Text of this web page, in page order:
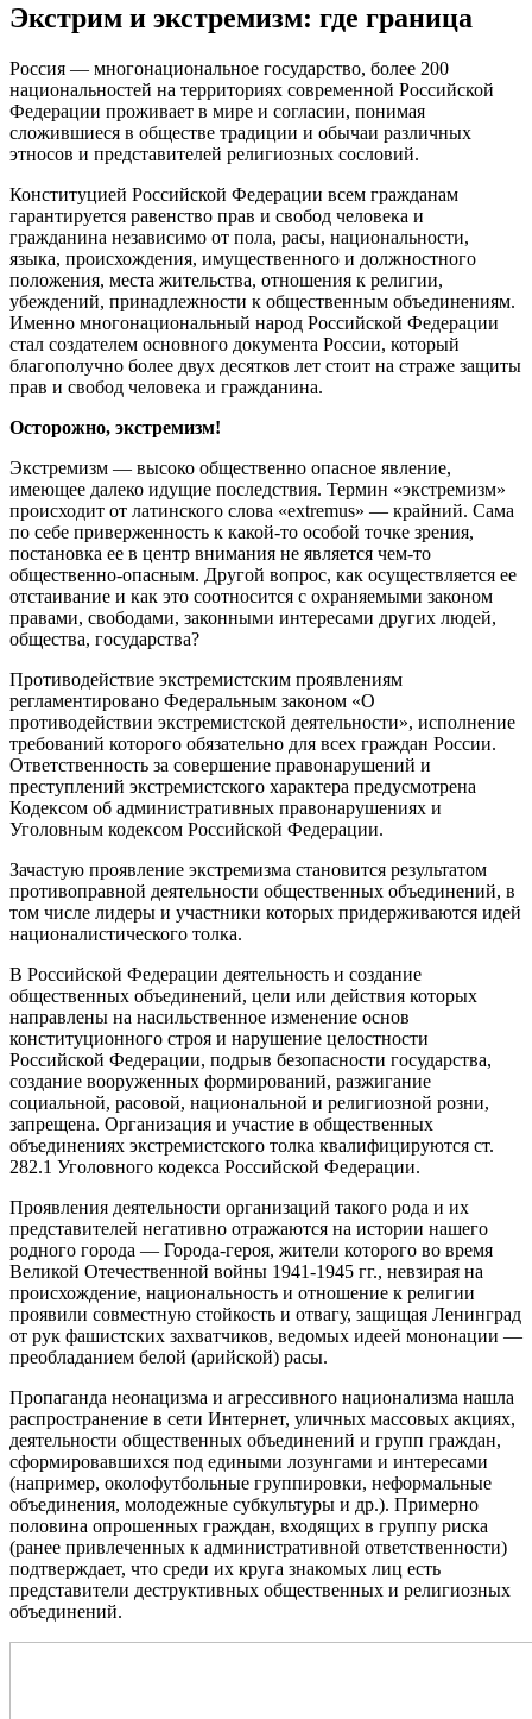
Экстрим и экстремизм: где граница
Россия — многонациональное государство, более 200
национальностей на территориях современной Российской
Федерации проживает в мире и согласии, понимая
сложившиеся в обществе традиции и обычаи различных
этносов и представителей религиозных сословий.
Конституцией Российской Федерации всем гражданам
гарантируется равенство прав и свобод человека и
гражданина независимо от пола, расы, национальности,
языка, происхождения, имущественного и должностного
положения, места жительства, отношения к религии,
убеждений, принадлежности к общественным объединениям.
Именно многонациональный народ Российской Федерации
стал создателем основного документа России, который
благополучно более двух десятков лет стоит на страже защиты
прав и свобод человека и гражданина.
Осторожно, экстремизм!
Экстремизм — высоко общественно опасное явление,
имеющее далеко идущие последствия. Термин «экстремизм»
происходит от латинского слова «extremus» — крайний. Сама
по себе приверженность к какой-то особой точке зрения,
постановка ее в центр внимания не является чем-то
общественно-опасным. Другой вопрос, как осуществляется ее
отстаивание и как это соотносится с охраняемыми законом
правами, свободами, законными интересами других людей,
общества, государства?
Противодействие экстремистским проявлениям
регламентировано Федеральным законом «О
противодействии экстремистской деятельности», исполнение
требований которого обязательно для всех граждан России.
Ответственность за совершение правонарушений и
преступлений экстремистского характера предусмотрена
Кодексом об административных правонарушениях и
Уголовным кодексом Российской Федерации.
Зачастую проявление экстремизма становится результатом
противоправной деятельности общественных объединений, в
том числе лидеры и участники которых придерживаются идей
националистического толка.
В Российской Федерации деятельность и создание
общественных объединений, цели или действия которых
направлены на насильственное изменение основ
конституционного строя и нарушение целостности
Российской Федерации, подрыв безопасности государства,
создание вооруженных формирований, разжигание
социальной, расовой, национальной и религиозной розни,
запрещена. Организация и участие в общественных
объединениях экстремистского толка квалифицируются ст.
282.1 Уголовного кодекса Российской Федерации.
Проявления деятельности организаций такого рода и их
представителей негативно отражаются на истории нашего
родного города — Города-героя, жители которого во время
Великой Отечественной войны 1941-1945 гг., невзирая на
происхождение, национальность и отношение к религии
проявили совместную стойкость и отвагу, защищая Ленинград
от рук фашистских захватчиков, ведомых идеей мононации —
преобладанием белой (арийской) расы.
Пропаганда неонацизма и агрессивного национализма нашла
распространение в сети Интернет, уличных массовых акциях,
деятельности общественных объединений и групп граждан,
сформировавшихся под едиными лозунгами и интересами
(например, околофутбольные группировки, неформальные
объединения, молодежные субкультуры и др.). Примерно
половина опрошенных граждан, входящих в группу риска
(ранее привлеченных к административной ответственности)
подтверждает, что среди их круга знакомых лиц есть
представители деструктивных общественных и религиозных
объединений.